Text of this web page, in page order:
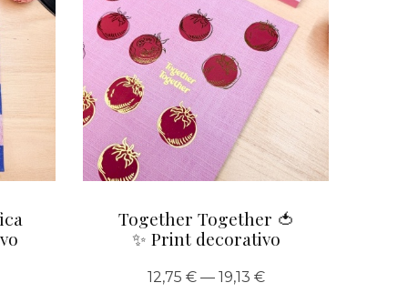
Together Together 🍅
✨ Print decorativo
12,75 € — 19,13 €